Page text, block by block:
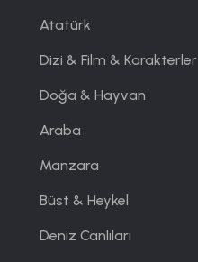
Atatürk
Dizi & Film & Karakterler
Doğa & Hayvan
Araba
Manzara
Büst & Heykel
Deniz Canlıları